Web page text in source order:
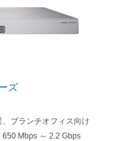
ズ
ブランチオフィス向け
Mbps ～ 2.2 Gbps